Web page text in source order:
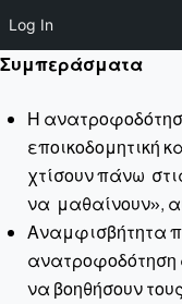
Log In
Συμπεράσματα
Η
εποικοδομητική
χτίσουν πάνω
να μαθαίνουν»,
Αναμφισβήτητα
ανατροφοδότηση
να βοηθήσουν